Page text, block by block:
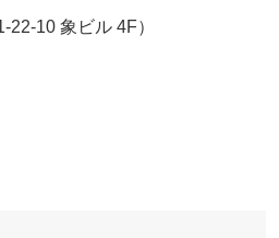
22-10 象ビル 4F）